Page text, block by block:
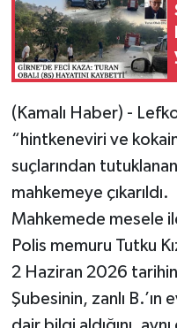
(Kamalı Haber) -
“hintkeneviri ve
suçlarından
mahkemeye çıkarıldı.
Mahkemede mesele
Polis memuru Tutku
2 Haziran 2026
Şubesinin, zanlı